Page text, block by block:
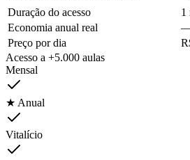
Duração do acesso
1
Economia anual real
Preço por dia
Acesso a +5.000 aulas
Mensal
★ Anual
Vitalício